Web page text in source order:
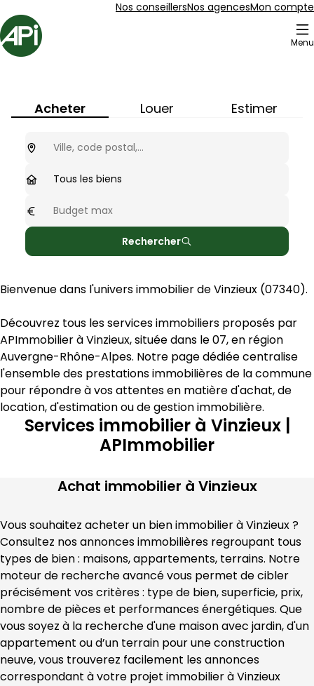
Nos conseillersNos agencesMon compte
Accueil
Menu
Acheter Louer Estimer
Tous les biens
Rechercher
Bienvenue dans l'univers immobilier de Vinzieux (07340).
APImmobilier à Vinzieux, située dans le 07
Auvergne-Rhône-Alpes. Notre page dédiée centralise
l'ensemble des prestations immobilières de la commune
pour répondre à vos attentes en matière d'achat, de
location, d'estimation ou de gestion immobilière.
Services immobilier à Vinzieux |
APImmobilier
Achat immobilier à Vinzieux
Vous souhaitez acheter un bien immobilier à Vinzieux ?
Consultez nos annonces immobilières regroupant tous
types de bien : maisons, appartements, terrains. Notre
moteur de recherche avancé vous permet de cibler
précisément vos critères : type de bien, superficie, prix,
nombre de pièces et performances énergétiques. Que
vous soyez à la recherche d'une maison avec jardin, d'un
appartement ou d’un terrain pour une construction
neuve, vous trouverez facilement les annonces
correspondant à votre projet immobilier à Vinzieux